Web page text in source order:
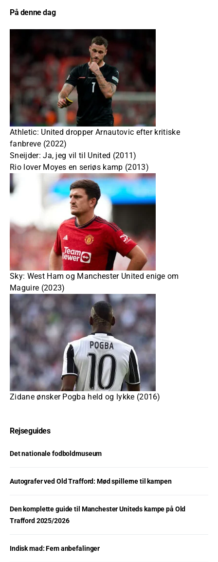
På denne dag
Athletic: United dropper Arnautovic efter kritiske
fanbreve (2022)
Sneijder: Ja, jeg vil til United (2011)
Rio lover Moyes en seriøs kamp (2013)
Sky: West Ham og Manchester United enige om
Maguire (2023)
Zidane ønsker Pogba held og lykke (2016)
Rejseguides
Det nationale fodboldmuseum
Autografer ved Old Trafford: Mød spillerne til kampen
Den komplette guide til Manchester Uniteds kampe på Old
Trafford 2025/2026
Indisk mad: Fem anbefalinger